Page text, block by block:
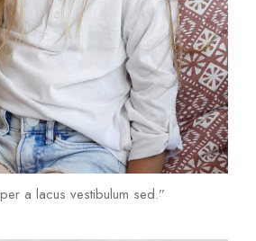
a lacus vestibulum sed.”